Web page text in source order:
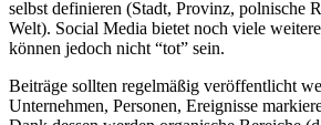
selbst definieren (Stadt, Provinz, polnische
Welt). Social Media bietet noch viele
können jedoch nicht “tot” sein.
Beiträge sollten regelmäßig veröffentlicht
Unternehmen, Personen, Ereignisse